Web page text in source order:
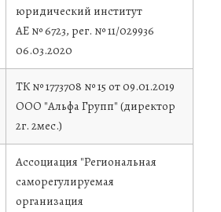
юридический институт
АЕ № 6723, рег. № 11/029936
06.03.2020
ТК № 1773708 № 15 от 09.01.2019
ООО "Альфа Групп" (директор
2г. 2мес.)
Ассоциация "Региональная
саморегулируемая
организация